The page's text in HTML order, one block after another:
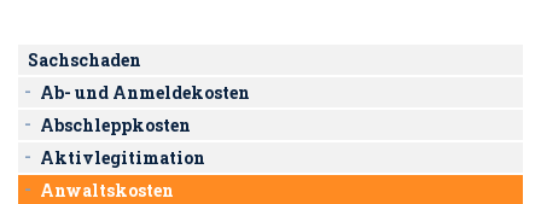
Sachschaden
Ab- und Anmeldekosten
Abschleppkosten
Aktivlegitimation
Anwaltskosten